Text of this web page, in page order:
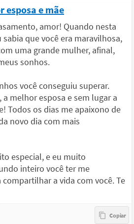
esposa e mãe
amor! Quando nesta
que você era maravilhosa,
uma grande mulher, afinal,
sonhos.
você conseguiu superar.
a melhor esposa e sem lugar a
Todos os dias me apaixono de
novo dia com mais
especial, e eu muito
inteiro você ter me
a vida com você. Te